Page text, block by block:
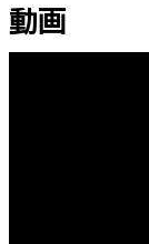
動画